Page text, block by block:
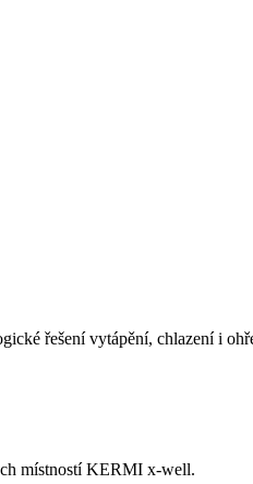
řešení vytápění, chlazení i
místností KERMI x-well.